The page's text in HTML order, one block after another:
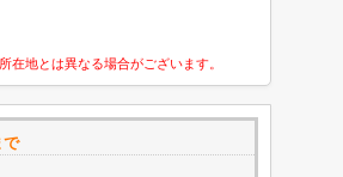
地とは異なる場合がございます。